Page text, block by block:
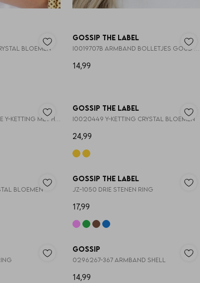
BLOEMEN
Gossip the Label
14,99
Gossip the Label
I0020449 Y-KETTING CRYSTAL BLOEMEN
24,99
BLOEMEN
Gossip the Label
JZ-1050 DRIE STENEN RING
17,99
Gossip
0296267-367 ARMBAND SHELL
14,99